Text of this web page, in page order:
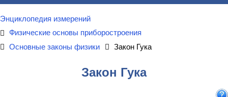
Энциклопедия измерений
Физические основы приборостроения
Основные законы физики
Закон Гука
Закон Гука